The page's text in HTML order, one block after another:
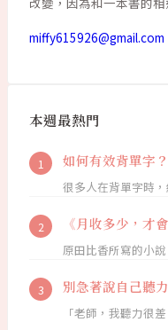
miffy615926@gmail.com
本週最熱門
如何有效背單字？
很多人在背單字時
《月收多少，才
原田比香所寫的小
別急著說自己聽
「老師，我聽力很